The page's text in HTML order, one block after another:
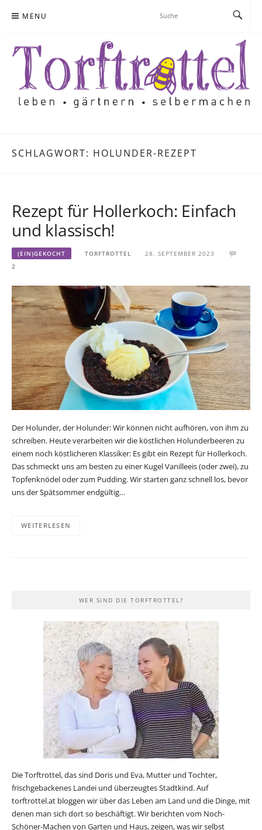
MENU
SCHLAGWORT: HOLUNDER-REZEPT
Rezept für Hollerkoch: Einfach
und klassisch!
(EIN)GEKOCHT TORFTROTTEL
28. SEPTEMBER 2023
2
Der Holunder, der Holunder: Wir können nicht aufhören, von ihm zu
schreiben. Heute verarbeiten wir die köstlichen Holunderbeeren zu
einem noch köstlicheren Klassiker: Es gibt ein Rezept für Hollerkoch.
Das schmeckt uns am besten zu einer Kugel Vanilleeis (oder zwei), zu
Topfenknödel oder zum Pudding. Wir starten ganz schnell los, bevor
uns der Spätsommer endgültig…
WEITERLESEN
WER SIND DIE TORFTROTTEL?
Die Torftrottel, das sind Doris und Eva, Mutter und Tochter,
frischgebackenes Landei und überzeugtes Stadtkind. Auf
torftrottel.at bloggen wir über das Leben am Land und die Dinge, mit
denen man sich dort so beschäftigt. Wir berichten vom Noch-
Schöner-Machen von Garten und Haus, zeigen, was wir selbst